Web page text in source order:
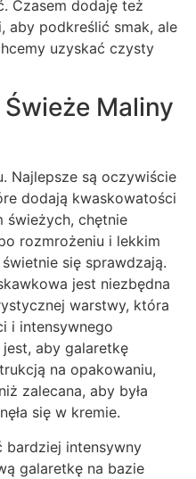
Czasem dodaję też
aby podkreślić smak, ale
uzyskać czysty
Maliny
Najlepsze są oczywiście
dodają kwaskowatości
świeżych, chętnie
rozmrożeniu i lekkim
się sprawdzają.
jest niezbędna
warstwy, która
i intensywnego
aby galaretkę
na opakowaniu,
zalecana, aby była
się w kremie.
bardziej intensywny
galaretkę na bazie